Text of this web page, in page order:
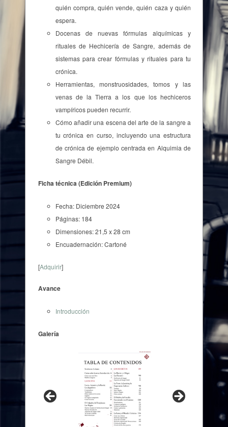
quién compra, quién vende, quién caza y quién
espera.
Docenas de nuevas fórmulas alquímicas y
rituales de Hechicería de Sangre, además de
sistemas para crear fórmulas y rituales para tu
crónica.
Herramientas, monstruosidades, tomos y las
venas de la Tierra a los que los hechiceros
vampíricos pueden recurrir.
Cómo añadir una escena del arte de la sangre a
tu crónica en curso, incluyendo una estructura
de crónica de ejemplo centrada en Alquimia de
Sangre Débil.
Ficha técnica (Edición Premium)
Fecha: Diciembre 2024
Páginas: 184
Dimensiones: 21,5 x 28 cm
Encuadernación: Cartoné
[Adquirir]
Avance
Introducción
Galería